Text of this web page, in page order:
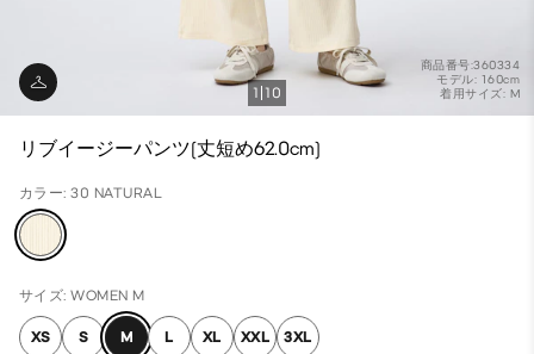
商品番号:360334
モデル: 160cm
着用サイズ: M
1 10
リブイージーパンツ(丈短め62.0cm)
カラー: 30 NATURAL
サイズ: WOMEN M
XS S M L XL XXL 3XL